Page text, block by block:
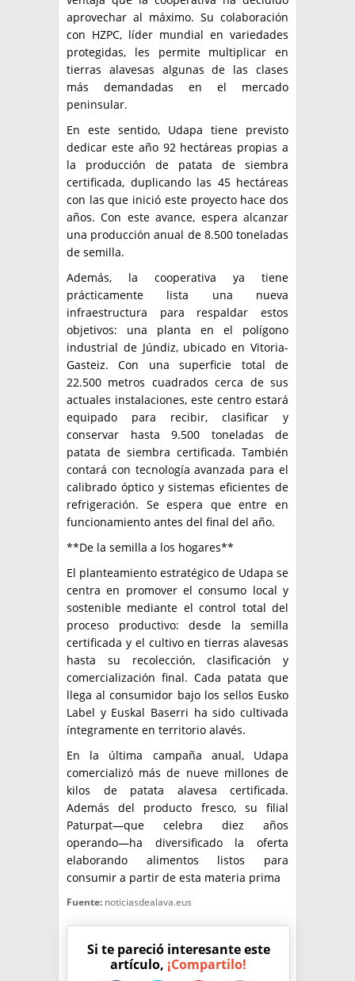
aprovechar al máximo. Su colaboración
con HZPC, líder mundial en variedades
protegidas, les permite multiplicar en
tierras alavesas algunas de las clases
más demandadas en el mercado
peninsular.
En este sentido, Udapa tiene previsto
dedicar este año 92 hectáreas propias a
la producción de patata de siembra
certificada, duplicando las 45 hectáreas
con las que inició este proyecto hace dos
años. Con este avance, espera alcanzar
una producción anual de 8.500 toneladas
de semilla.
Además, la cooperativa ya tiene
prácticamente lista una nueva
infraestructura para respaldar estos
objetivos: una planta en el polígono
industrial de Júndiz, ubicado en Vitoria-
Gasteiz. Con una superficie total de
22.500 metros cuadrados cerca de sus
actuales instalaciones, este centro estará
equipado para recibir, clasificar y
conservar hasta 9.500 toneladas de
patata de siembra certificada. También
contará con tecnología avanzada para el
calibrado óptico y sistemas eficientes de
refrigeración. Se espera que entre en
funcionamiento antes del final del año.
**De la semilla a los hogares**
El planteamiento estratégico de Udapa se
centra en promover el consumo local y
sostenible mediante el control total del
proceso productivo: desde la semilla
certificada y el cultivo en tierras alavesas
hasta su recolección, clasificación y
comercialización final. Cada patata que
llega al consumidor bajo los sellos Eusko
Label y Euskal Baserri ha sido cultivada
íntegramente en territorio alavés.
En la última campaña anual, Udapa
comercializó más de nueve millones de
kilos de patata alavesa certificada.
Además del producto fresco, su filial
Paturpat—que celebra diez años
operando—ha diversificado la oferta
elaborando alimentos listos para
consumir a partir de esta materia prima
Fuente: noticiasdealava.eus
Si te pareció interesante este
artículo, ¡Compartilo!